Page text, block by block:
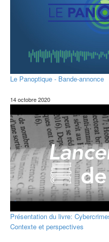
Le Panoptique - Bande-annonce
14 octobre 2020
Présentation du livre:
Contexte et perspectives